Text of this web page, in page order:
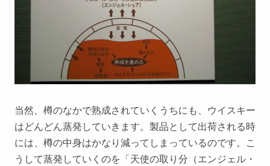
当然、樽のなかで熟成されていくうちにも、ウイスキー
はどんどん蒸発していきます。製品として出荷される時
には、樽の中身はかなり減ってしまっているのです。こ
うして蒸発していくのを「天使の取り分（エンジェル・